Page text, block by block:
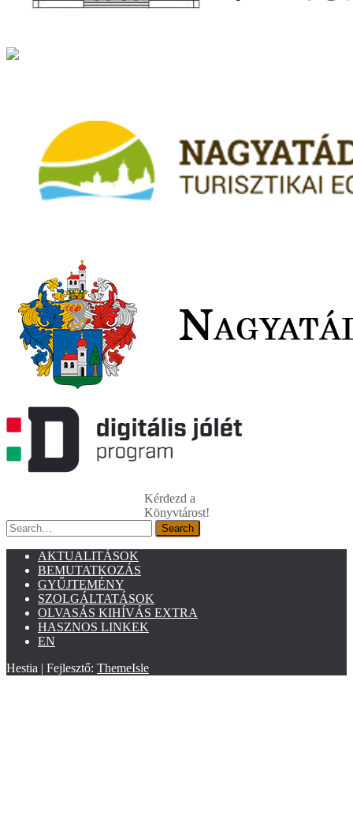
Kérdezd a
Könyvtárost!
Search
Search
AKTUALITÁSOK
BEMUTATKOZÁS
GYŰJTEMÉNY
SZOLGÁLTATÁSOK
OLVASÁS KIHÍVÁS EXTRA
HASZNOS LINKEK
EN
Hestia | Fejlesztő: ThemeIsle